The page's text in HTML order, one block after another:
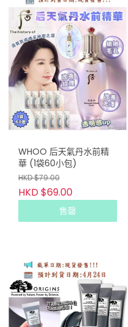
WHOO 后天氣丹水前精
華 (1袋60小包)
HKD $79.00
HKD $69.00
售罄